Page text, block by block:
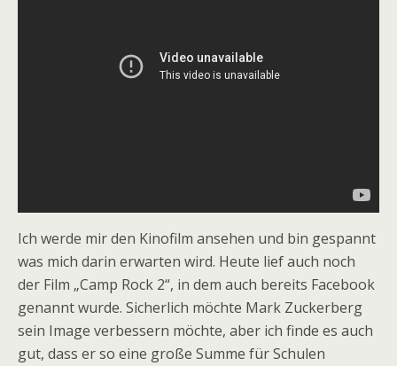
Ich werde mir den Kinofilm ansehen und bin gespannt
was mich darin erwarten wird. Heute lief auch noch
der Film „Camp Rock 2“, in dem auch bereits Facebook
genannt wurde. Sicherlich möchte Mark Zuckerberg
sein Image verbessern möchte, aber ich finde es auch
gut, dass er so eine große Summe für Schulen